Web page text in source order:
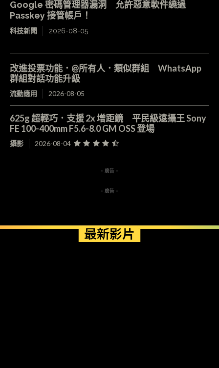
Google 密碼管理器漏洞 允許惡意軟件繞過
Passkey 接管帳戶！
科技新聞 2026-08-05
改進投票功能．@所有人．類似群組 WhatsApp
群組對話功能升級
流動應用 2026-08-05
625g 超輕巧．支援 2x 增距鏡 平民級遠攝王 Sony
FE 100-400mm F5.6-8.0 GM OSS 登場
攝影 2026-08-04
- 廣告 -
- 廣告 -
最新影片